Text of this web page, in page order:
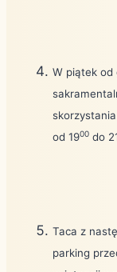
W piątek od
od 1900 do
Taca z
parking